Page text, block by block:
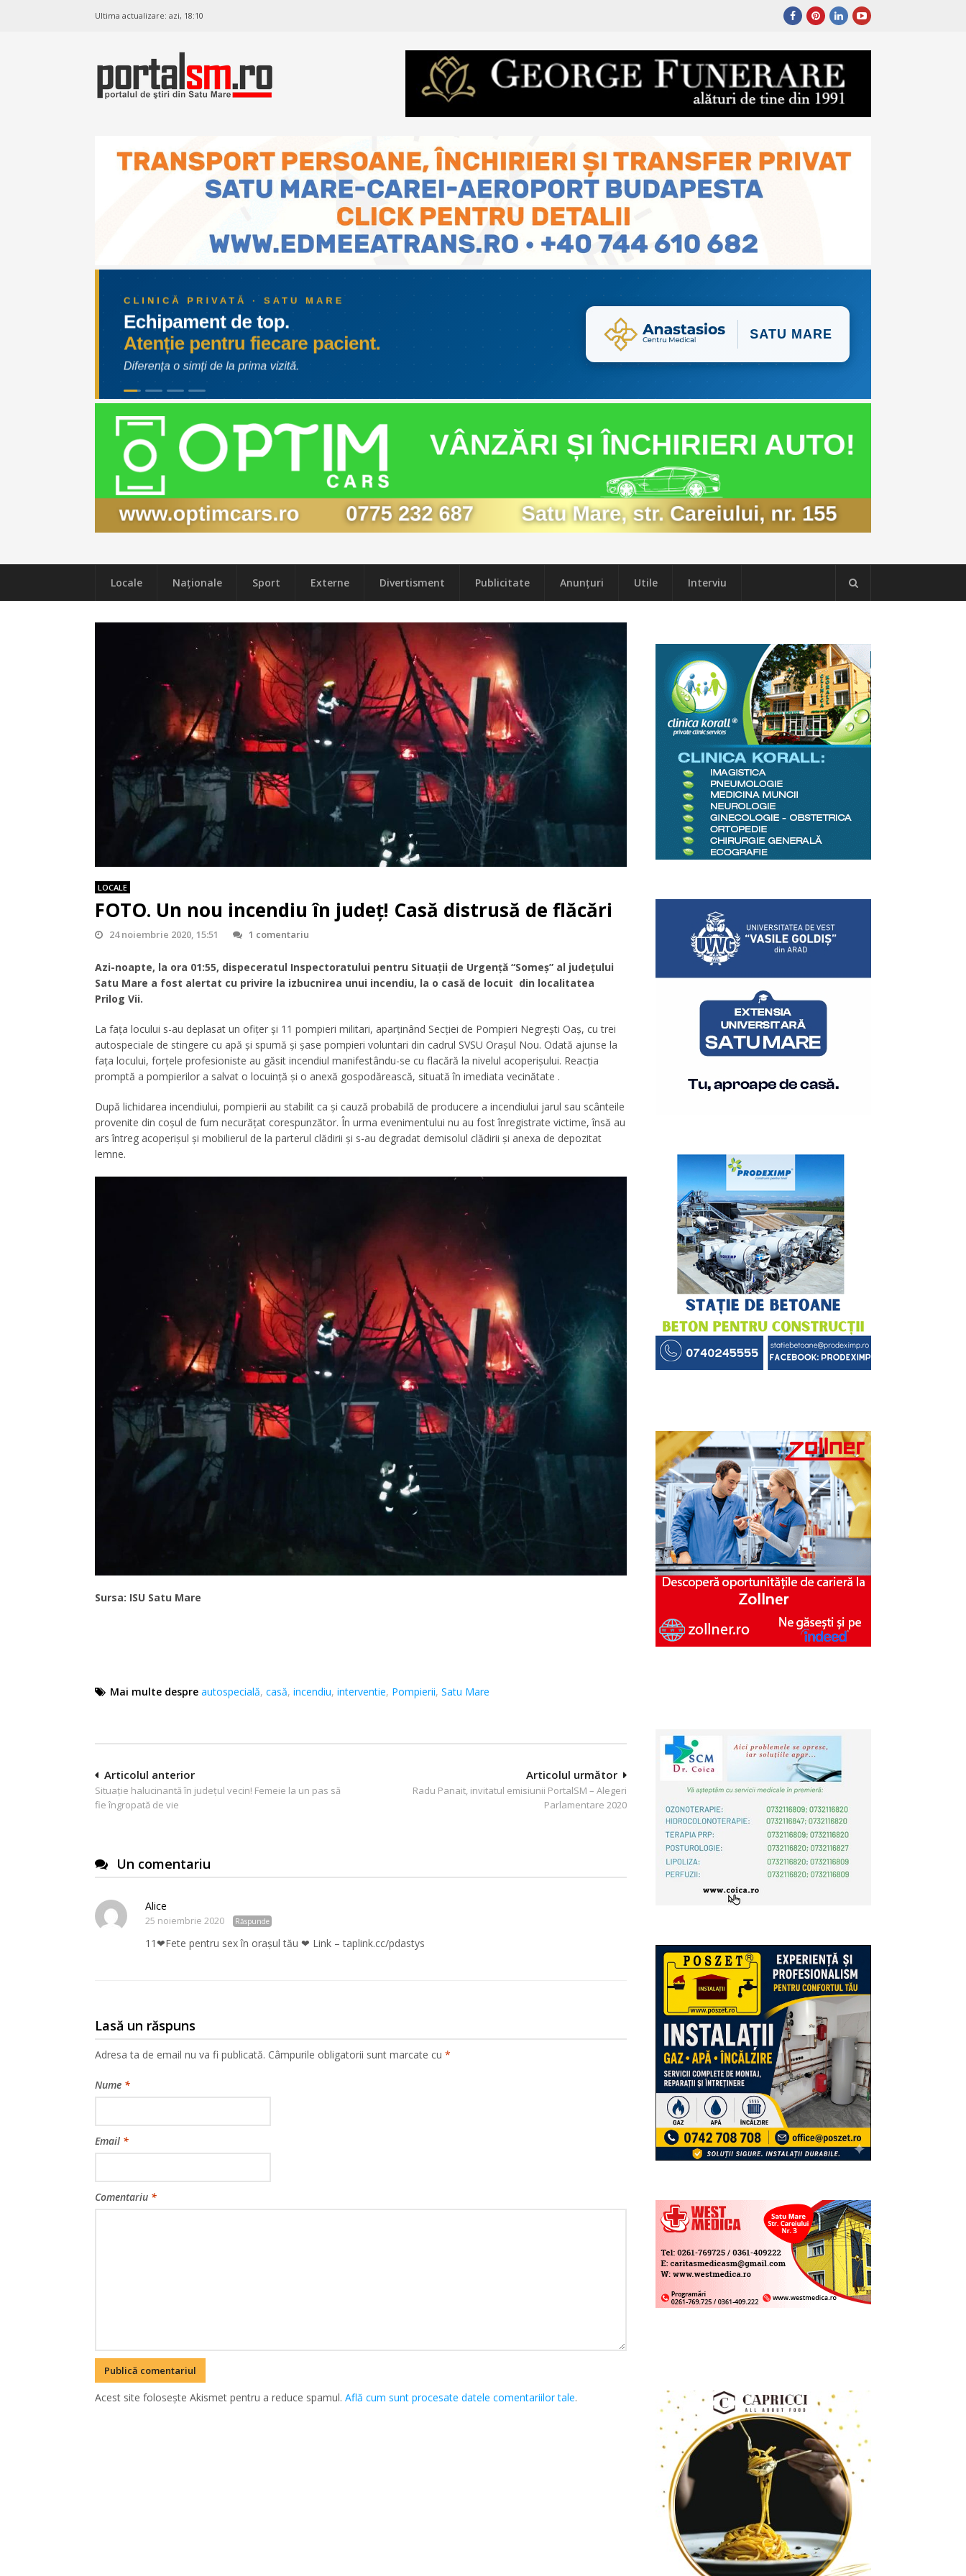
Ultima actualizare: azi, 18:10
Locale Naţionale Sport Externe Divertisment Publicitate Anunțuri Utile Interviu
LOCALE
FOTO. Un nou incendiu în județ! Casă distrusă de flăcări
24 noiembrie 2020, 15:51 1 comentariu
Azi-noapte, la ora 01:55, dispeceratul Inspectoratului pentru Situații de Urgență “Someș” al județului
Satu Mare a fost alertat cu privire la izbucnirea unui incendiu, la o casă de locuit din localitatea
Prilog Vii.
La fața locului s-au deplasat un ofițer și 11 pompieri militari, aparținând Secției de Pompieri Negrești Oaș, cu trei
autospeciale de stingere cu apă și spumă și șase pompieri voluntari din cadrul SVSU Orașul Nou. Odată ajunse la
fața locului, forțele profesioniste au găsit incendiul manifestându-se cu flacără la nivelul acoperișului. Reacția
promptă a pompierilor a salvat o locuință și o anexă gospodărească, situată în imediata vecinătate .
După lichidarea incendiului, pompierii au stabilit ca și cauză probabilă de producere a incendiului jarul sau scânteile
provenite din coșul de fum necurățat corespunzător. În urma evenimentului nu au fost înregistrate victime, însă au
ars întreg acoperișul și mobilierul de la parterul clădirii și s-au degradat demisolul clădirii și anexa de depozitat
lemne.
Sursa: ISU Satu Mare
Mai multe despre autospecială, casă, incendiu, interventie, Pompierii, Satu Mare
Navigare
în
Articolul următor
Radu Panait, invitatul emisiunii PortalSM – Alegeri
Parlamentare 2020
Articolul anterior
Situație halucinantă în județul vecin! Femeie la un pas să
fie îngropată de vie
Un comentariu
Alice
25 noiembrie 2020 Răspunde
11❤Fete pentru sex în orașul tău ❤ Link – taplink.cc/pdastys
Lasă un răspuns
Adresa ta de email nu va fi publicată. Câmpurile obligatorii sunt marcate cu *
Nume *
Email *
Comentariu *
Acest site folosește Akismet pentru a reduce spamul. Află cum sunt procesate datele comentariilor tale.